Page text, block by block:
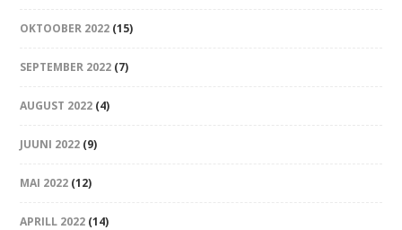
OKTOOBER 2022 (15)
SEPTEMBER 2022 (7)
AUGUST 2022 (4)
JUUNI 2022 (9)
MAI 2022 (12)
APRILL 2022 (14)